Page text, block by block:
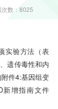
次数：8025
实验方法（表
遗传毒性和内
件4:基因组变
新增指南文件